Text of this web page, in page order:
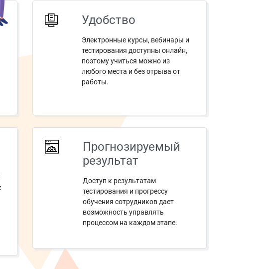
Удобство
Электронные курсы, вебинары и
тестирования доступны онлайн,
поэтому учиться можно из
любого места и без отрыва от
работы.
Прогнозируемый
результат
Доступ к результатам
тестирования и прогрессу
обучения сотрудников дает
возможность управлять
процессом на каждом этапе.